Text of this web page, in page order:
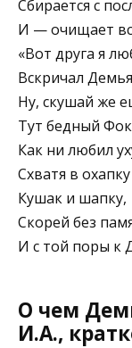
Сбирается с
И — очищает
«Вот друга я
Вскричал
Ну, скушай же
Тут бедный
Как ни любил
Схватя в охапку
Кушак и шапку,
Скорей без
И с той поры к
О чем
И.А.,